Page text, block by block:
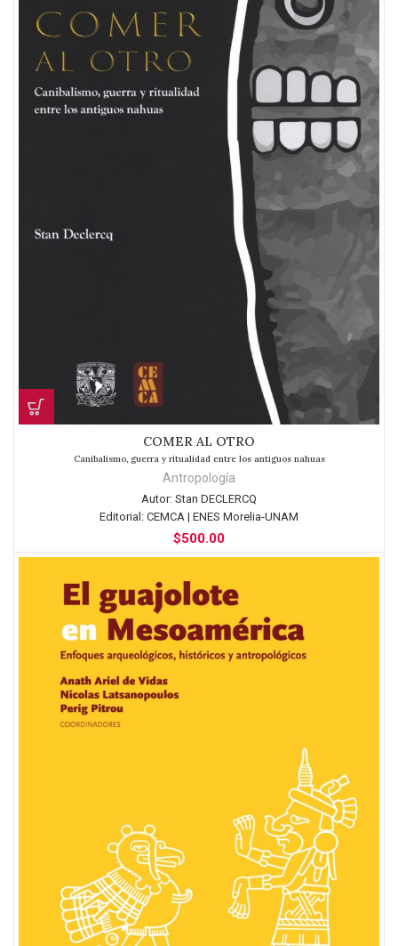
COMER AL OTRO
Canibalismo, guerra y ritualidad entre los antiguos nahuas
Antropología
Autor: Stan DECLERCQ
Editorial: CEMCA | ENES Morelia-UNAM
$500.00